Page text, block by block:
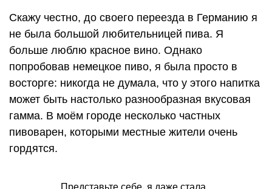
Скажу честно, до своего переезда в Германию я
не была большой любительницей пива. Я
больше люблю красное вино. Однако
попробовав немецкое пиво, я была просто в
восторге: никогда не думала, что у этого напитка
может быть настолько разнообразная вкусовая
гамма. В моём городе несколько частных
пивоварен, которыми местные жители очень
гордятся.
Представьте себе, я даже стала